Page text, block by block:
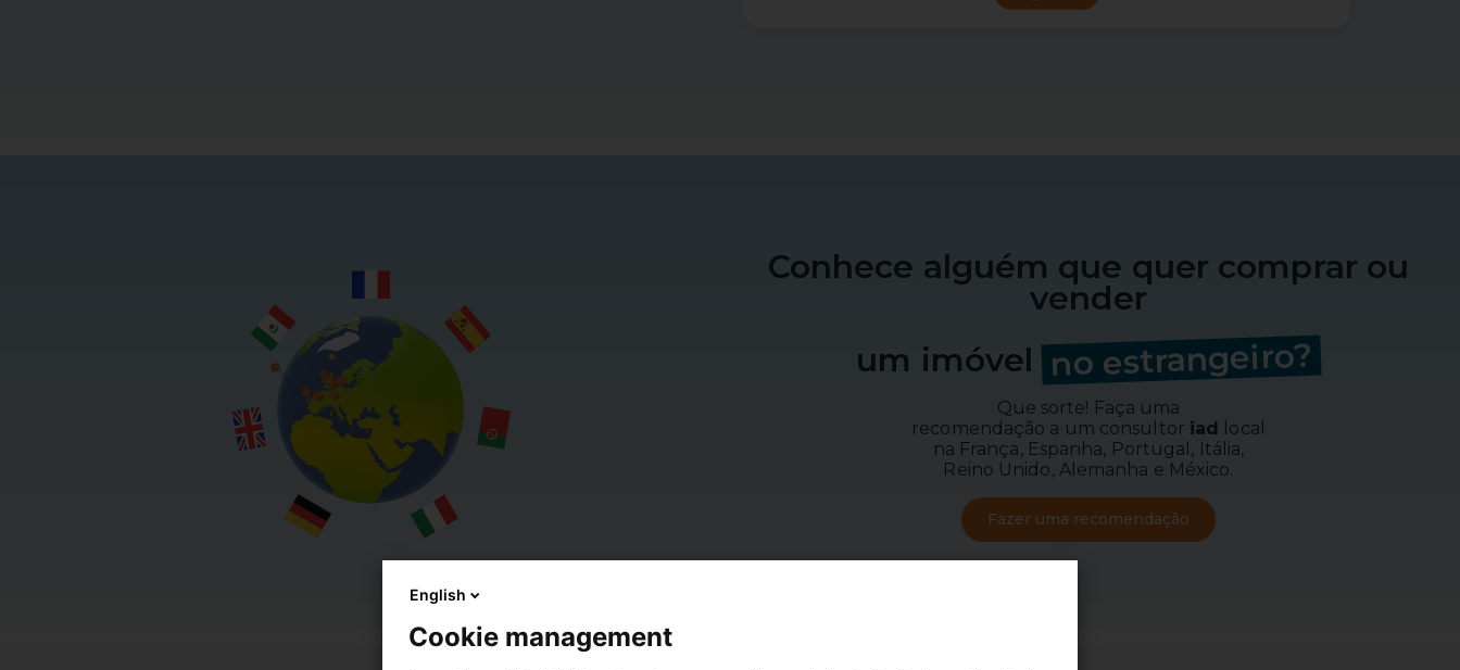
Conhece alguém que quer comprar ou
vender
um imóvel no estrangeiro?
Que sorte! Faça uma
recomendação a um consultor iad
local
na França, Espanha, Portugal, Itália,
Reino Unido, Alemanha e México.
Fazer uma recomendação
English
Cookie management